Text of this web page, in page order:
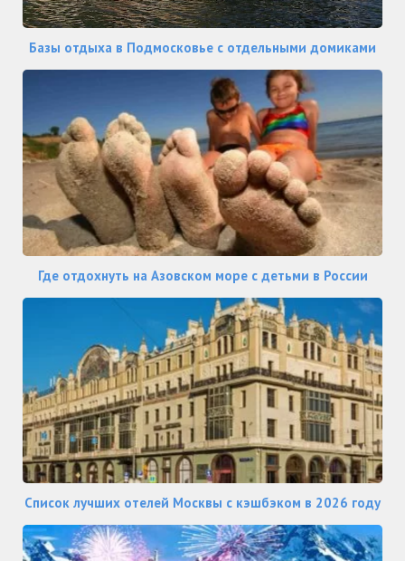
Базы отдыха в Подмосковье с отдельными домиками
Где отдохнуть на Азовском море с детьми в России
Список лучших отелей Москвы с кэшбэком в 2026 году